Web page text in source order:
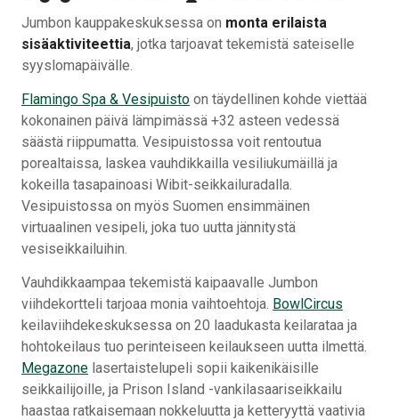
Jumbon kauppakeskuksessa on monta erilaista
sisäaktiviteettia, jotka tarjoavat tekemistä sateiselle
syyslomapäivälle.
Flamingo Spa & Vesipuisto on täydellinen kohde viettää
kokonainen päivä lämpimässä +32 asteen vedessä
säästä riippumatta. Vesipuistossa voit rentoutua
porealtaissa, laskea vauhdikkailla vesiliukumäillä ja
kokeilla tasapainoasi Wibit-seikkailuradalla.
Vesipuistossa on myös Suomen ensimmäinen
virtuaalinen vesipeli, joka tuo uutta jännitystä
vesiseikkailuihin.
Vauhdikkaampaa tekemistä kaipaavalle Jumbon
viihdekortteli tarjoaa monia vaihtoehtoja. BowlCircus
keilaviihdekeskuksessa on 20 laadukasta keilarataa ja
hohtokeilaus tuo perinteiseen keilaukseen uutta ilmettä.
Megazone lasertaistelupeli sopii kaikenikäisille
seikkailijoille, ja Prison Island -vankilasaariseikkailu
haastaa ratkaisemaan nokkeluutta ja ketteryyttä vaativia